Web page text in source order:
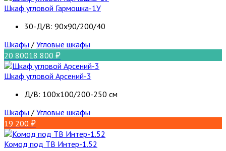
Шкаф угловой Гармошка-1У
30-Д/В: 90х90/200/40
Шкафы / Угловые шкафы
20 80018 800
Шкаф угловой Арсений-3
Д/В: 100х100/200-250 см
Шкафы / Угловые шкафы
19 200
Комод под ТВ Интер-1.52